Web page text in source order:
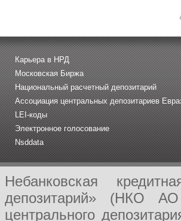
Карьера в НРД
Московская Биржа
Национальный расчетный депозитарий
Ассоциация центральных депозитариев
LEI-коды
Электронное голосование
Nsddata
Небанковская
депозитарий» (НКО
центрального